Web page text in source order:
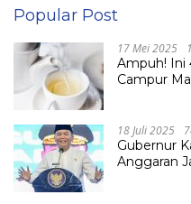
Popular Post
17 Mei 2025
Ampuh! Ini
Campur
18 Juli 2025
Gubernur
Anggaran